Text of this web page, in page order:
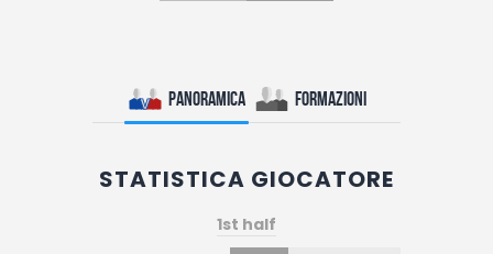
Panoramica Formazioni
STATISTICA GIOCATORE
1st half